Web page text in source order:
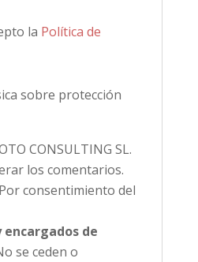
la Política de
sobre protección
CONSULTING SL.
los comentarios.
consentimiento del
de
se ceden o